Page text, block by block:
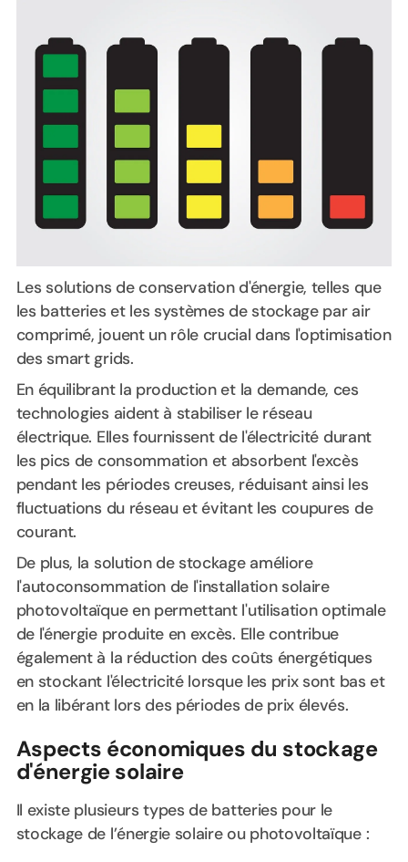
Les solutions de conservation d'énergie, telles que
les batteries et les systèmes de stockage par air
comprimé, jouent un rôle crucial dans l'optimisation
des smart grids.
En équilibrant la production et la demande, ces
technologies aident à stabiliser le réseau
électrique. Elles fournissent de l'électricité durant
les pics de consommation et absorbent l'excès
pendant les périodes creuses, réduisant ainsi les
fluctuations du réseau et évitant les coupures de
courant.
De plus, la solution de stockage améliore
l'autoconsommation de l'installation solaire
photovoltaïque en permettant l'utilisation optimale
de l'énergie produite en excès. Elle contribue
également à la réduction des coûts énergétiques
en stockant l'électricité lorsque les prix sont bas et
en la libérant lors des périodes de prix élevés.
Aspects économiques du stockage
d'énergie solaire
Il existe plusieurs types de batteries pour le
stockage de l’énergie solaire ou photovoltaïque :